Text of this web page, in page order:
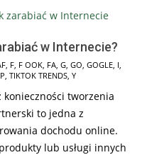
w Internecie?
F F OOK FA G GO GOGLE I
TIKTOK TRENDS Y
tworzenia
to jedna z
dochodu online.
lub usługi innych